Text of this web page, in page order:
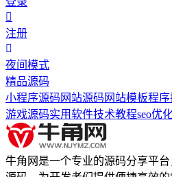
注册
夜间模式
精品源码
小程序源码 网站源码 网站模板程
游戏源码实用软件技术教程seo优
牛角网是一个专业的源码分享平